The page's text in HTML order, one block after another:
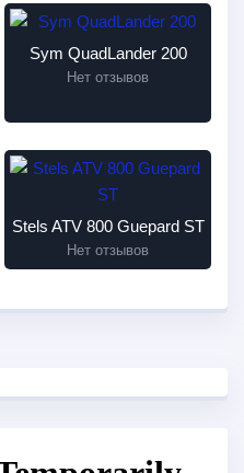
Sym QuadLander 200
Нет отзывов
Stels ATV 800 Guepard ST
Нет отзывов